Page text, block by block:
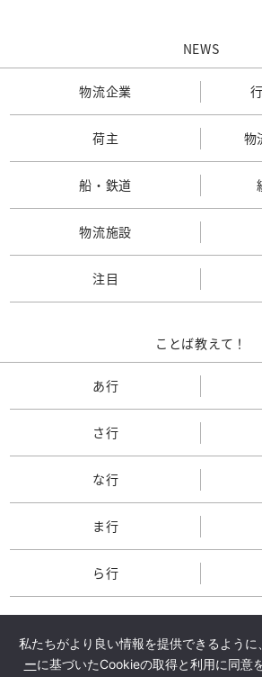
TOP メ
会社概要
NEWS
物流企業
荷主 物
船・鉄道
物流施設
注目
ことば教えて！
あ行
さ行
な行
ま行
ら行
私たちがより良い情報を提供できるように、
ーに基づいたCookieの取得と利用に同意